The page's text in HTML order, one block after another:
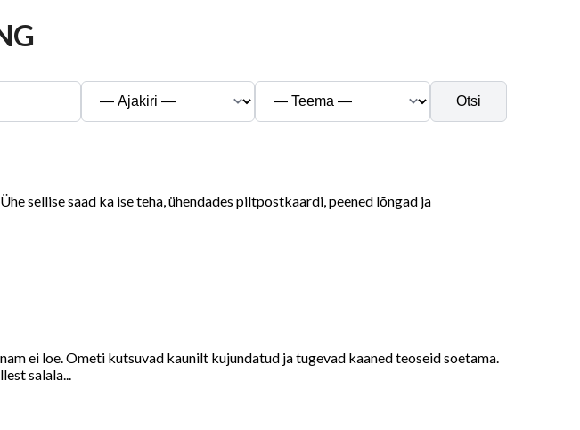
Otsi
sellise saad ka ise teha, ühendades piltpostkaardi, peened lõngad ja
ei loe. Ometi kutsuvad kaunilt kujundatud ja tugevad kaaned teoseid soetama.
salala...